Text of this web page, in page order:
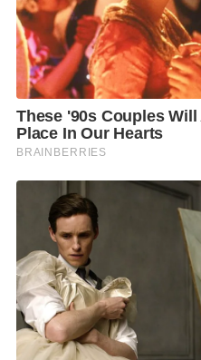
https://
6/program/152875
F
a
c
e
b
o
o
L
i
n
T
i
C
p
L